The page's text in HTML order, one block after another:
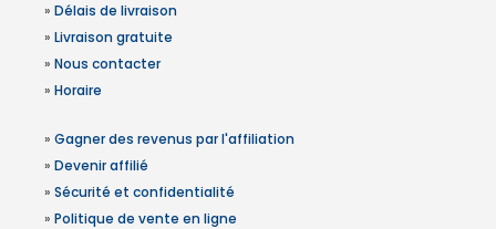
» Délais de livraison
» Livraison gratuite
» Nous contacter
» Horaire
» Gagner des revenus par l'affiliation
» Devenir affilié
» Sécurité et confidentialité
» Politique de vente en ligne